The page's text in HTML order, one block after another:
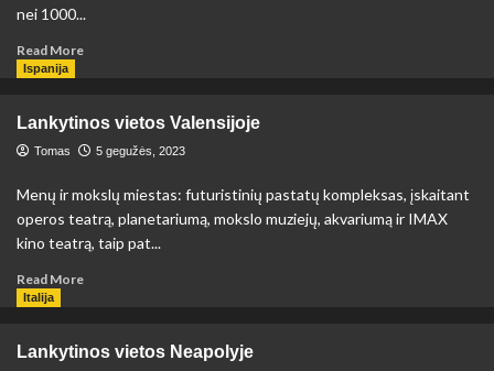
nei 1000...
Read MoreRead
vietos
Hamburge
Ispanija
Lankytinos vietos Valensijoje
Tomas 5 gegužės, 2023
Menų ir mokslų miestas: futuristinių pastatų kompleksas, įskaitant
operos teatrą, planetariumą, mokslo muziejų, akvariumą ir IMAX
kino teatrą, taip pat...
Read MoreRead
vietos
Italija
Lankytinos vietos Neapolyje